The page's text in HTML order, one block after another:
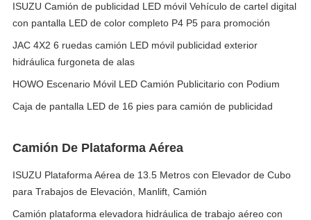
ISUZU Camión de publicidad LED móvil Vehículo de cartel digital
con pantalla LED de color completo P4 P5 para promoción
JAC 4X2 6 ruedas camión LED móvil publicidad exterior
hidráulica furgoneta de alas
HOWO Escenario Móvil LED Camión Publicitario con Podium
Caja de pantalla LED de 16 pies para camión de publicidad
Camión De Plataforma Aérea
ISUZU Plataforma Aérea de 13.5 Metros con Elevador de Cubo
para Trabajos de Elevación, Manlift, Camión
Camión plataforma elevadora hidráulica de trabajo aéreo con